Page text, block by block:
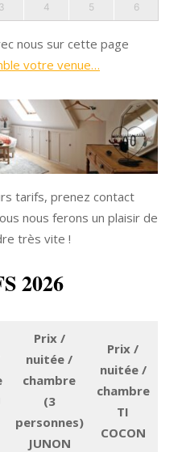
3 4 5 6
nous sur cette page
votre venue…
tarifs, prenez contact
nous ferons un plaisir de
très vite !
2026
Prix /
nuitée /
chambre
(3
personnes)
JUNON
Prix /
nuitée /
chambre
TI
COCON